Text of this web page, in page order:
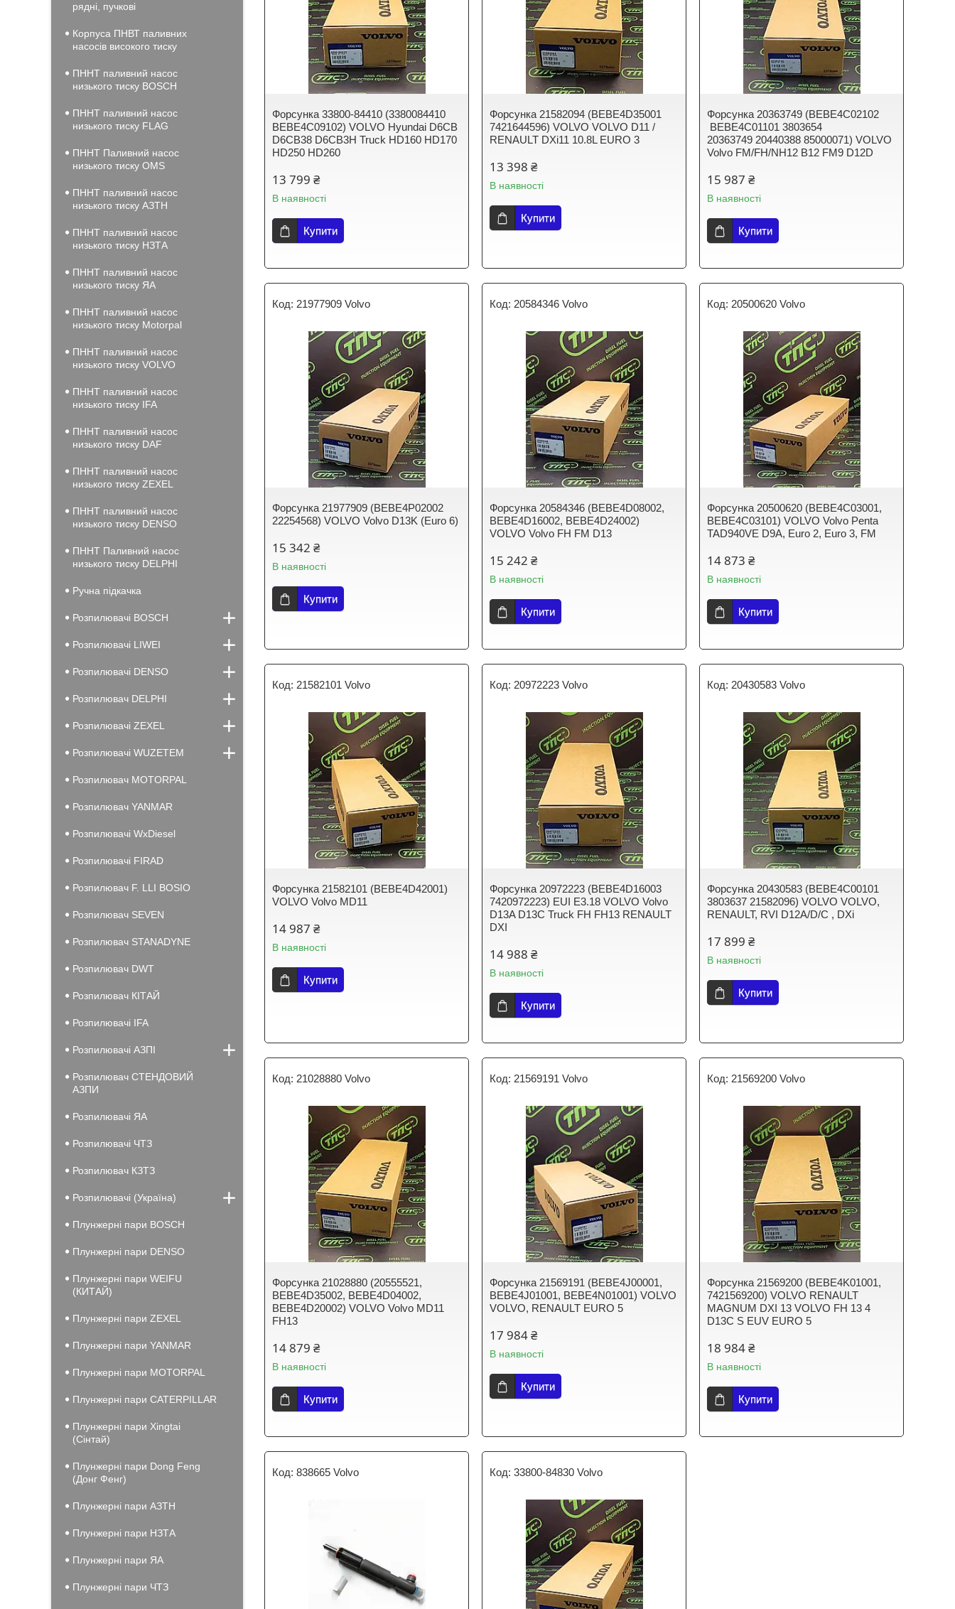
Форсунка 33800-84410 (3380084410
BEBE4C09102) VOLVO Hyundai D6CB
D6CB38 D6CB3H Truck HD160 HD170
HD250 HD260
13 799 ₴
В наявності
Купити
Форсунка 21582094 (BEBE4D35001
7421644596) VOLVO VOLVO D11 /
RENAULT DXi11 10.8L EURO 3
13 398 ₴
В наявності
Купити
Форсунка 20363749 (BEBE4C02102​​​​​​​
BEBE4C01101 3803654
20363749 20440388 85000071) VOLVO
Volvo FM/FH/NH12 B12 FM9 D12D
15 987 ₴
В наявності
Купити
21977909 Volvo
Форсунка 21977909 (BEBE4P02002
22254568) VOLVO Volvo D13K (Euro 6)
15 342 ₴
В наявності
Купити
20584346 Volvo
Форсунка 20584346 (BEBE4D08002,
BEBE4D16002, BEBE4D24002)
VOLVO Volvo FH FM D13
15 242 ₴
В наявності
Купити
20500620 Volvo
Форсунка 20500620 (BEBE4C03001,
BEBE4C03101) VOLVO Volvo Penta
TAD940VE D9A, Euro 2, Euro 3, FM
14 873 ₴
В наявності
Купити
21582101 Volvo
Форсунка 21582101 (BEBE4D42001)
VOLVO Volvo MD11
14 987 ₴
В наявності
Купити
20972223 Volvo
Форсунка 20972223 (BEBE4D16003
7420972223) EUI E3.18 VOLVO Volvo
D13A D13C Truck FH FH13 RENAULT
DXI
14 988 ₴
В наявності
Купити
20430583 Volvo
Форсунка 20430583 (BEBE4C00101
3803637 21582096) VOLVO VOLVO,
RENAULT, RVI D12A/D/C , DXi
17 899 ₴
В наявності
Купити
21028880 Volvo
Форсунка 21028880 (20555521,
BEBE4D35002, BEBE4D04002,
BEBE4D20002) VOLVO Volvo MD11
FH13
14 879 ₴
В наявності
Купити
21569191 Volvo
Форсунка 21569191 (BEBE4J00001,
BEBE4J01001, BEBE4N01001) VOLVO
VOLVO, RENAULT EURO 5
17 984 ₴
В наявності
Купити
21569200 Volvo
Форсунка 21569200 (BEBE4K01001,
7421569200) VOLVO RENAULT
MAGNUM DXI 13 VOLVO FH 13 4
D13C S EUV EURO 5
18 984 ₴
В наявності
Купити
838665 Volvo 33800-84830 Volvo
рядні, пучкові
Корпуса ПНВТ паливних
насосів високого тиску
ПННТ паливний насос
низького тиску BOSCH
ПННТ паливний насос
низького тиску FLAG
ПННТ Паливний насос
низького тиску OMS
ПННТ паливний насос
низького тиску АЗТН
ПННТ паливний насос
низького тиску НЗТА
ПННТ паливний насос
низького тиску ЯА
ПННТ паливний насос
низького тиску Motorpal
ПННТ паливний насос
низького тиску VOLVO
ПННТ паливний насос
низького тиску IFA
ПННТ паливний насос
низького тиску DAF
ПННТ паливний насос
низького тиску ZEXEL
ПННТ паливний насос
низького тиску DENSO
ПННТ Паливний насос
низького тиску DELPHI
Ручна підкачка
Розпилювачі BOSCH
Розпилювачі LIWEI
Розпилювачі DENSO
Розпилювач DELPHI
Розпилювачі ZEXEL
Розпилювачі WUZETEM
Розпилювач MOTORPAL
Розпилювач YANMAR
Розпилювачі WxDiesel
Розпилювачі FIRAD
Розпилювач F. LLI BOSIO
Розпилювач SEVEN
Розпилювач STANADYNE
Розпилювач DWT
Розпилювач КІТАЙ
Розпилювачі IFA
Розпилювачі АЗПІ
Розпилювач СТЕНДОВИЙ
АЗПИ
Розпилювачі ЯА
Розпилювачі ЧТЗ
Розпилювач КЗТЗ
Розпилювачі (Україна)
Плунжерні пари BOSCH
Плунжерні пари DENSO
Плунжерні пари WEIFU
(КИТАЙ)
Плунжерні пари ZEXEL
Плунжерні пари YANMAR
Плунжерні пари MOTORPAL
Плунжерні пари CATERPILLAR
Плунжерні пари Xingtai
(Сінтай)
Плунжерні пари Dong Feng
(Донг Фенг)
Плунжерні пари АЗТН
Плунжерні пари НЗТА
Плунжерні пари ЯА
Плунжерні пари ЧТЗ